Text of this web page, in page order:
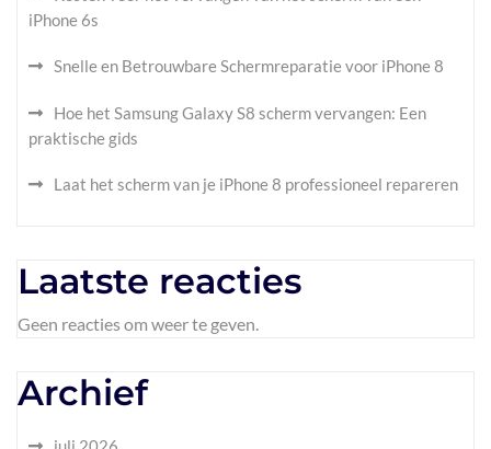
iPhone 6s
Snelle en Betrouwbare Schermreparatie voor iPhone 8
Hoe het Samsung Galaxy S8 scherm vervangen: Een
praktische gids
Laat het scherm van je iPhone 8 professioneel repareren
Laatste reacties
Geen reacties om weer te geven.
Archief